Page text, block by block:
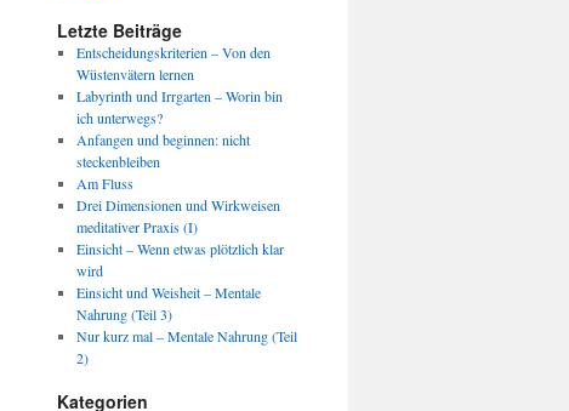
Letzte Beiträge
Entscheidungskriterien – Von den
Wüstenvätern lernen
Labyrinth und Irrgarten – Worin bin
ich unterwegs?
Anfangen und beginnen: nicht
steckenbleiben
Am Fluss
Drei Dimensionen und Wirkweisen
meditativer Praxis (I)
Einsicht – Wenn etwas plötzlich klar
wird
Einsicht und Weisheit – Mentale
Nahrung (Teil 3)
Nur kurz mal – Mentale Nahrung (Teil
2)
Kategorien